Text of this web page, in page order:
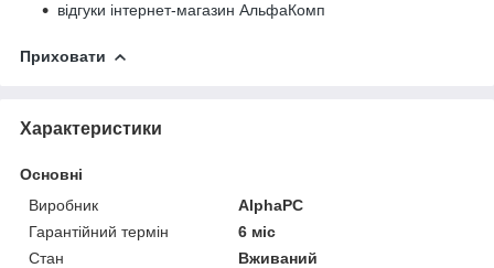
відгуки інтернет-магазин АльфаКомп
Приховати
Характеристики
Основні
Виробник
AlphaPC
Гарантійний термін
6 міс
Стан
Вживаний